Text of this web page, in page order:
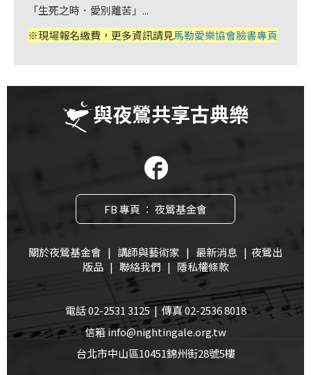
「生死之時．愛別離苦」...
※現場報名繳費，更多資訊請見馬勒愛樂協會臉書專頁
與夜鶯共享古典樂
FB 專頁 ： 夜鶯基金會
關於夜鶯基金會 | 講師與藝術家 | 最新消息 | 夜鶯出
版品| 聯絡我們 | 隱私權條款
電話 02-2531 3125 | 傳真 02-2536 8018
信箱 info@nightingale.org.tw
台北市中山區10451錦州街28號5樓